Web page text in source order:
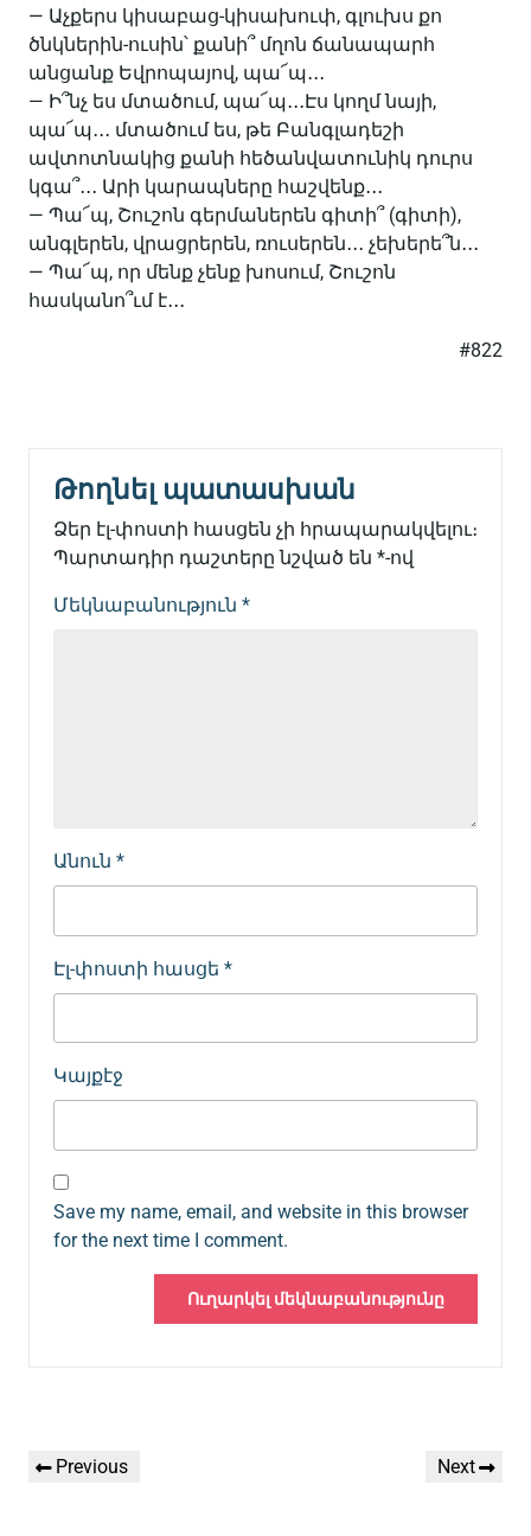
— Աչքերս կիսաբաց-կիսախուփ, գլուխս քո
ծնկներին-ուսին՝ քանի՞ մղոն ճանապարհ
անցանք Եվրոպայով, պա՜պ․․․
— Ի՞նչ ես մտածում, պա՜պ․․․Էս կողմ նայի,
պա՜պ․․․ մտածում ես, թե Բանգլադեշի
ավտոտնակից քանի հեծանվատունիկ դուրս
կգա՞․․․ Արի կարապները հաշվենք․․․
— Պա՜պ, Շուշոն գերմաներեն գիտի՞ (գիտի),
անգլերեն, վրացրերեն, ռուսերեն․․․ չեխերե՞ն․․․
— Պա՜պ, որ մենք չենք խոսում, Շուշոն
հասկանո՞ւմ է․․․
#822
Թողնել պատասխան
Ձեր էլ-փոստի հասցեն չի հրապարակվելու։
Պարտադիր դաշտերը նշված են *-ով
Մեկնաբանություն *
Անուն *
Էլ-փոստի հասցե *
Կայքէջ
Save my name, email, and website in this browser
for the next time I comment.
նավարկումը
Previous
Previous
Next
Next